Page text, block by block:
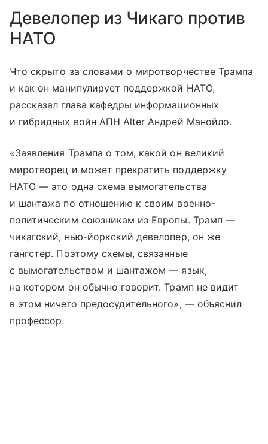
Девелопер из Чикаго против
НАТО
Что скрыто за словами о миротворчестве Трампа
и как он манипулирует поддержкой НАТО,
рассказал глава кафедры информационных
и гибридных войн АПН Alter Андрей Манойло.
«Заявления Трампа о том, какой он великий
миротворец и может прекратить поддержку
НАТО — это одна схема вымогательства
и шантажа по отношению к своим военно-
политическим союзникам из Европы. Трамп —
чикагский, нью-йоркский девелопер, он же
гангстер. Поэтому схемы, связанные
с вымогательством и шантажом — язык,
на котором он обычно говорит. Трамп не видит
в этом ничего предосудительного», — объяснил
профессор.